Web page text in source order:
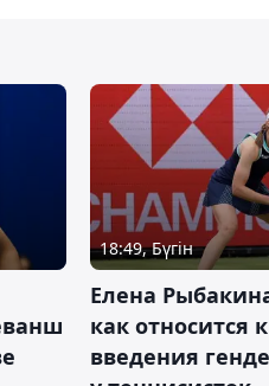
18:49, Бүгін
Елена
как относится
введения